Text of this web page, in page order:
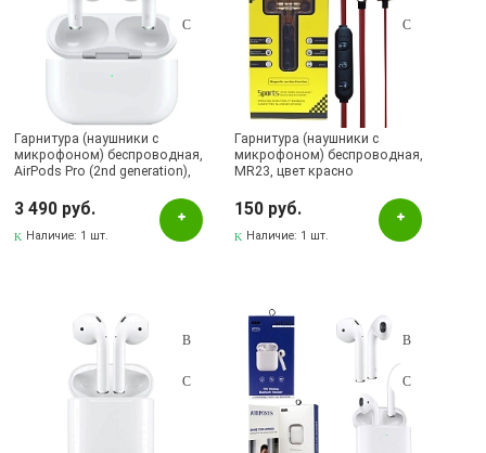
Гарнитура (наушники с
микрофоном) беспроводная,
AirPods Pro (2nd generation),
3 490 руб.
Наличие: 1 шт.
Гарнитура (наушники с
микрофоном) беспроводная,
MR23, цвет красно
150 руб.
Наличие: 1 шт.